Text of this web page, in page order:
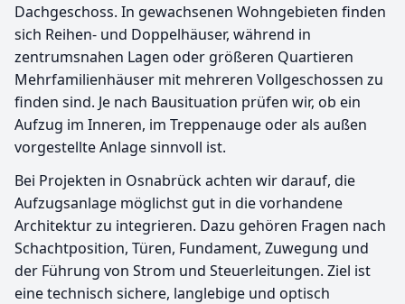
Dachgeschoss. In gewachsenen Wohngebieten finden
sich Reihen- und Doppelhäuser, während in
zentrumsnahen Lagen oder größeren Quartieren
Mehrfamilienhäuser mit mehreren Vollgeschossen zu
finden sind. Je nach Bausituation prüfen wir, ob ein
Aufzug im Inneren, im Treppenauge oder als außen
vorgestellte Anlage sinnvoll ist.
Bei Projekten in Osnabrück achten wir darauf, die
Aufzugsanlage möglichst gut in die vorhandene
Architektur zu integrieren. Dazu gehören Fragen nach
Schachtposition, Türen, Fundament, Zuwegung und
der Führung von Strom und Steuerleitungen. Ziel ist
eine technisch sichere, langlebige und optisch